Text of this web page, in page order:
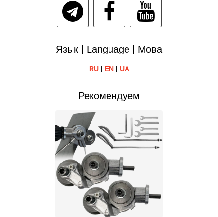
Язык | Language | Мова
RU| EN| UA
Рекомендуем